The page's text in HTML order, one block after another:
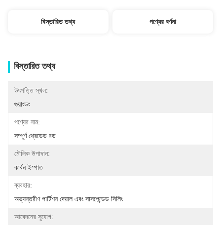
বিস্তারিত তথ্য পণ্যের বর্ণনা
বিস্তারিত তথ্য
উৎপত্তি স্থল:
গুয়াংডং
পণ্যের নাম:
সম্পূর্ণ থ্রেডেড রড
মৌলিক উপাদান:
কার্বন ইস্পাত
ব্যবহার:
অভ্যন্তরীণ পার্টিশন দেয়াল এবং সাসপেন্ডেড সিলিং
আবেদনের সুযোগ: